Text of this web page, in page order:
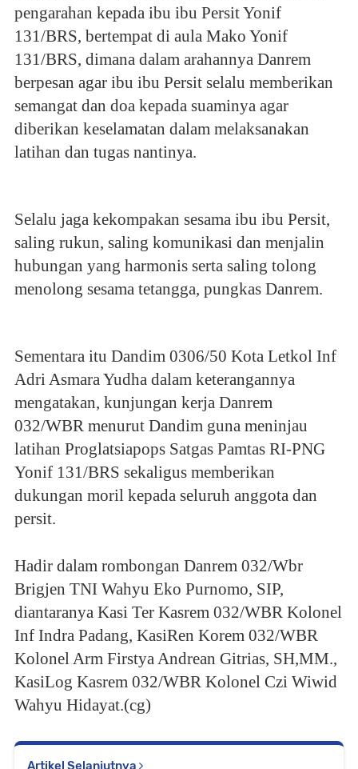
pengarahan kepada ibu ibu Persit Yonif
131/BRS, bertempat di aula Mako Yonif
131/BRS, dimana dalam arahannya Danrem
berpesan agar ibu ibu Persit selalu memberikan
semangat dan doa kepada suaminya agar
diberikan keselamatan dalam melaksanakan
latihan dan tugas nantinya.
Selalu jaga kekompakan sesama ibu ibu Persit,
saling rukun, saling komunikasi dan menjalin
hubungan yang harmonis serta saling tolong
menolong sesama tetangga, pungkas Danrem.
Sementara itu Dandim 0306/50 Kota Letkol Inf
Adri Asmara Yudha dalam keterangannya
mengatakan, kunjungan kerja Danrem
032/WBR menurut Dandim guna meninjau
latihan Proglatsiapops Satgas Pamtas RI-PNG
Yonif 131/BRS sekaligus memberikan
dukungan moril kepada seluruh anggota dan
persit.
Hadir dalam rombongan Danrem 032/Wbr
Brigjen TNI Wahyu Eko Purnomo, SIP,
diantaranya Kasi Ter Kasrem 032/WBR Kolonel
Inf Indra Padang, KasiRen Korem 032/WBR
Kolonel Arm Firstya Andrean Gitrias, SH,MM.,
KasiLog Kasrem 032/WBR Kolonel Czi Wiwid
Wahyu Hidayat.(cg)
Artikel Selanjutnya